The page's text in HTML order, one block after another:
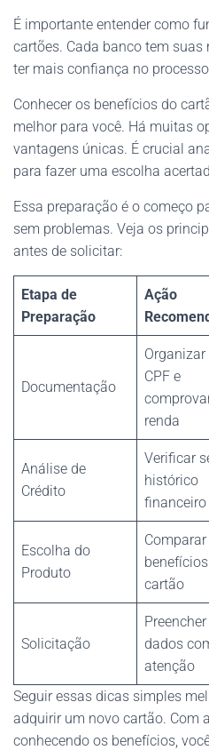
É importante entender como
cartões. Cada banco tem suas
ter mais confiança no
Conhecer os benefícios do
melhor para você. Há muitas
vantagens únicas. É crucial
para fazer uma escolha
Essa preparação é o começo
sem problemas. Veja os
antes de solicitar:
Etapa de
Preparação
Ação
Documentação
Organizar
CPF e
renda
Análise de
Crédito
Verificar
histórico
financeiro
Escolha do
Produto
cartão
Solicitação
dados
atenção
Seguir essas dicas simples
adquirir um novo cartão. Com
conhecendo os benefícios,